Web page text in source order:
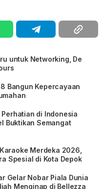
untuk Networking, De
Bangun Kepercayaan
di Indonesia
Buktikan Semangat
Karaoke Merdeka 2026,
Spesial di Kota Depok
Gelar Nobar Piala Dunia
Menginap di Bellezza